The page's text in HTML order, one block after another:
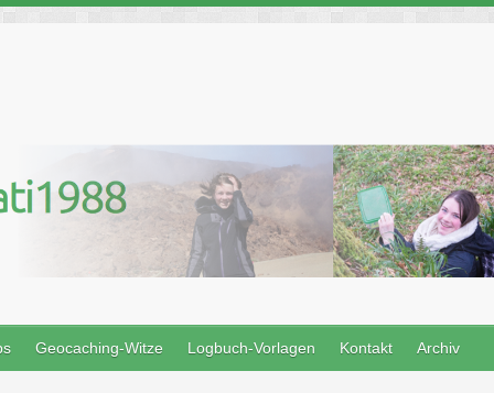
Geocaching-Witze Logbuch-Vorlagen Kontakt Archiv